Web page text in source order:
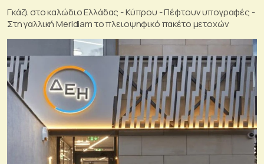
Γκάζι στο καλώδιο Ελλάδας - Κύπρου - Πέφτουν υπογραφές -
Στη γαλλική Meridiam το πλειοψηφικό πακέτο μετοχών